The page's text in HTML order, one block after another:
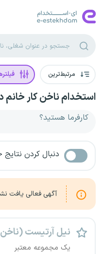
مرتبط‌ترین
استخدام ناخن کار خانم
کارفرما هستید؟
دنبال کردن
آگهی فعالی یافت
نیل آرتیست
یک مجموعه معتبر